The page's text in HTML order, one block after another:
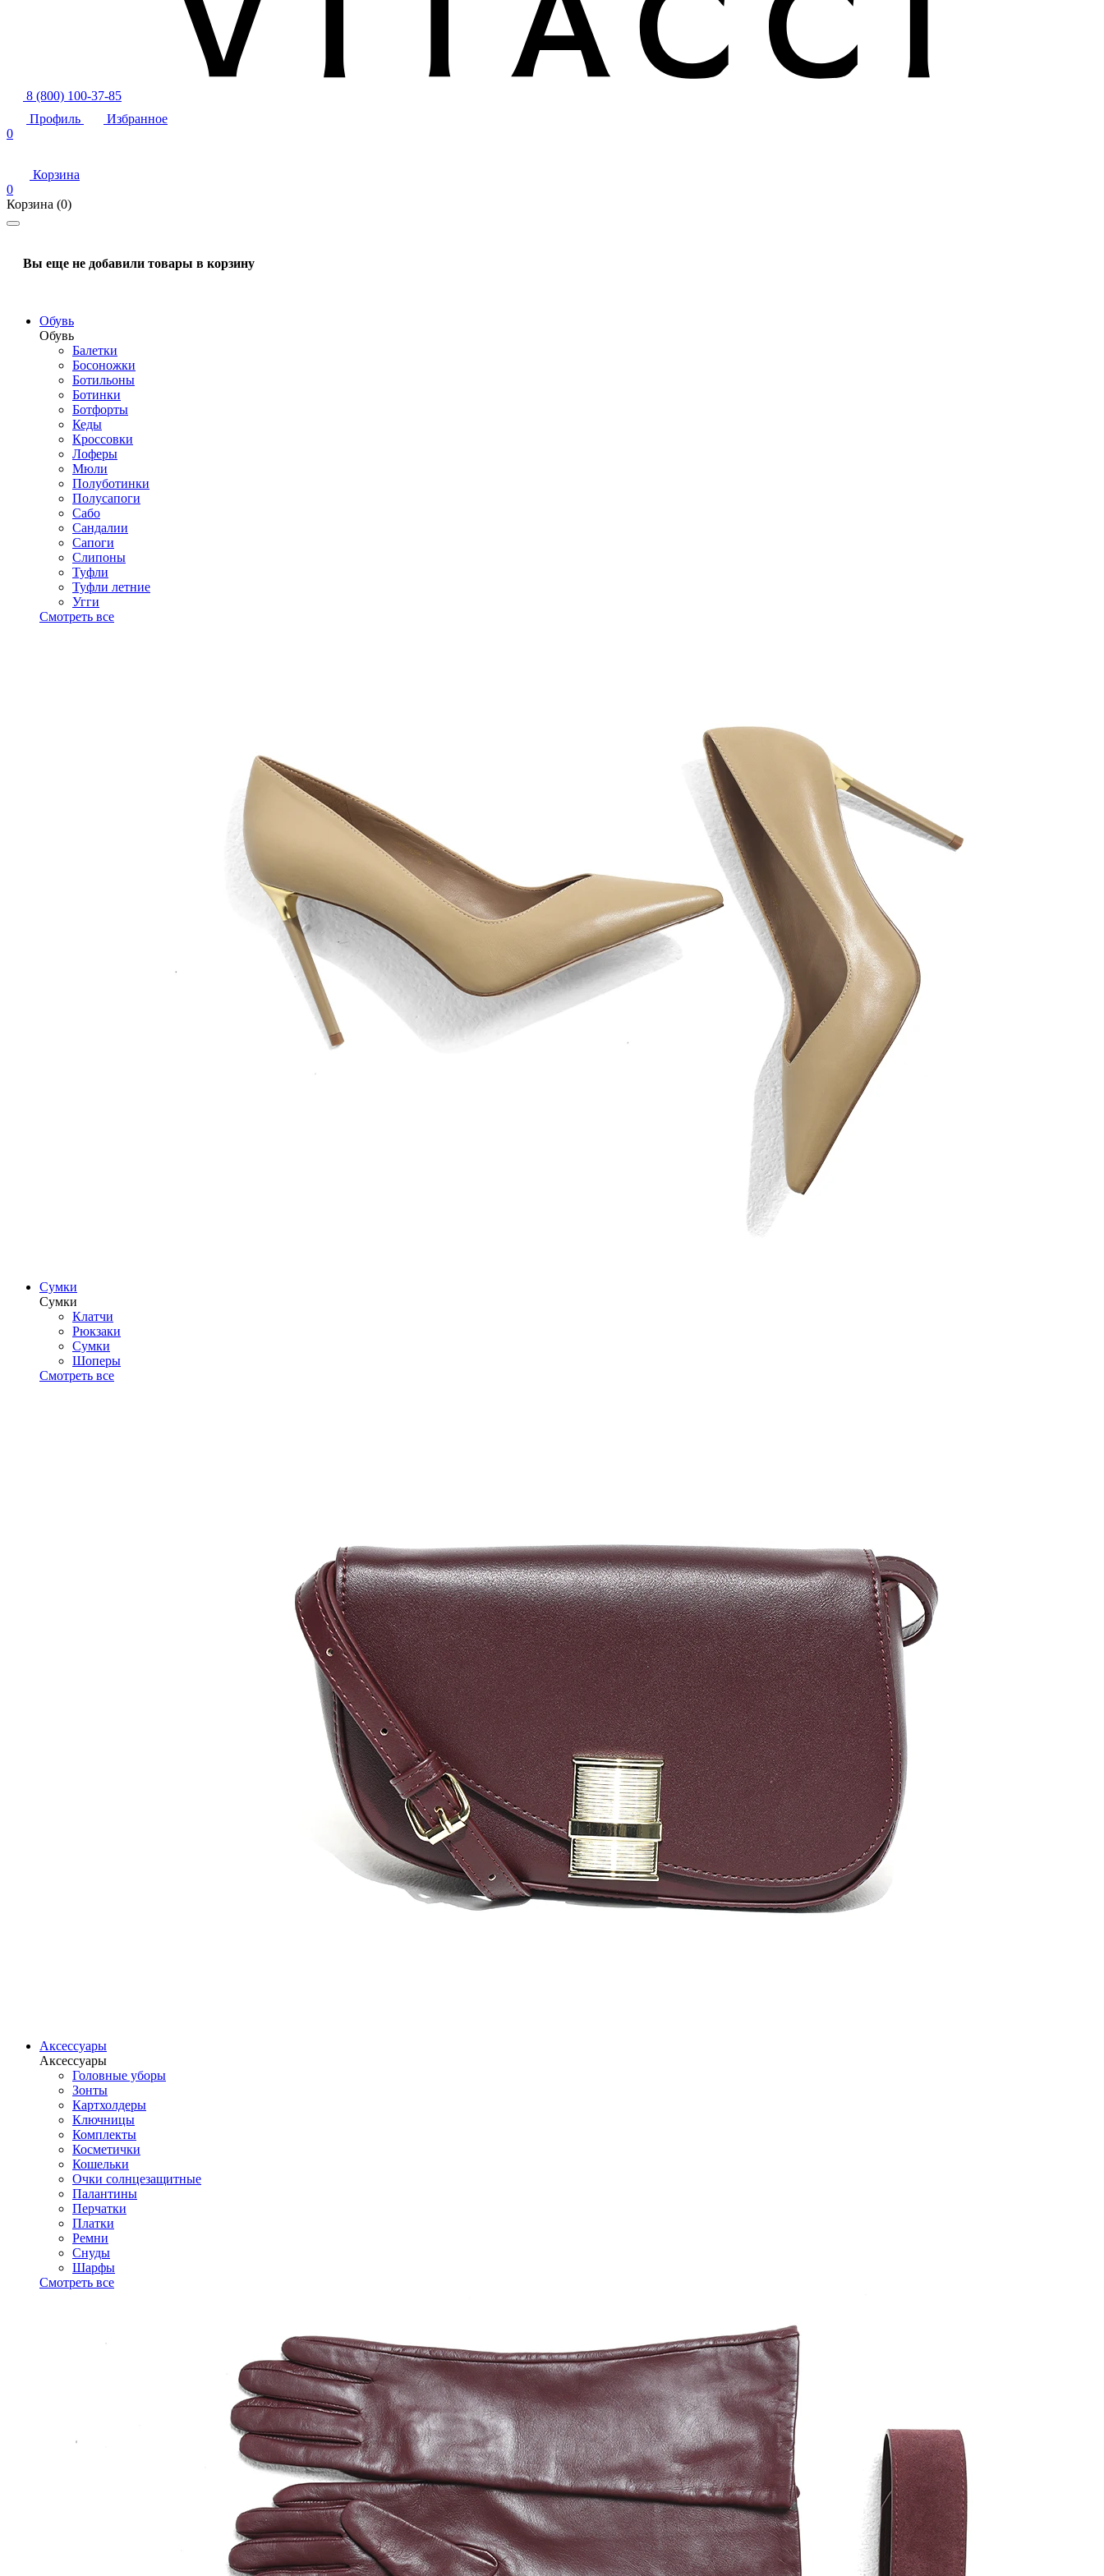
8 (800) 100-37-85
Профиль
Избранное
0
Корзина
0
Корзина (0)
Вы еще не добавили товары в корзину
Обувь
Обувь
Балетки
Босоножки
Ботильоны
Ботинки
Ботфорты
Кеды
Кроссовки
Лоферы
Мюли
Полуботинки
Полусапоги
Сабо
Сандалии
Сапоги
Слипоны
Туфли
Туфли летние
Угги
Смотреть все
Сумки
Сумки
Клатчи
Рюкзаки
Сумки
Шоперы
Смотреть все
Аксессуары
Аксессуары
Головные уборы
Зонты
Картхолдеры
Ключницы
Комплекты
Косметички
Кошельки
Очки солнцезащитные
Палантины
Перчатки
Платки
Ремни
Снуды
Шарфы
Смотреть все